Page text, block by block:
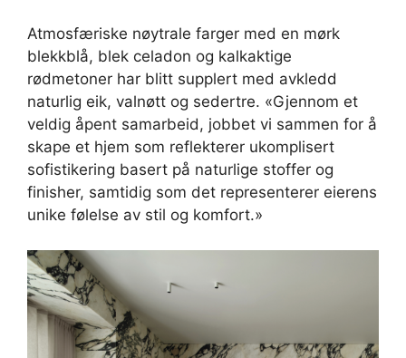
Atmosfæriske nøytrale farger med en mørk
blekkblå, blek celadon og kalkaktige
rødmetoner har blitt supplert med avkledd
naturlig eik, valnøtt og sedertre. «Gjennom et
veldig åpent samarbeid, jobbet vi sammen for å
skape et hjem som reflekterer ukomplisert
sofistikering basert på naturlige stoffer og
finisher, samtidig som det representerer eierens
unike følelse av stil og komfort.»